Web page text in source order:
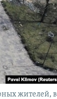
жителей, в